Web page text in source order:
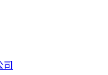
司